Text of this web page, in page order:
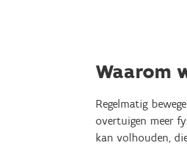
Waarom
Regelmatig
overtuigen meer
kan volhouden,